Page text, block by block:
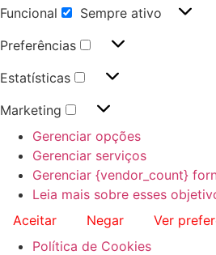
Funcional
Sempre ativo
Preferências
Estatísticas
Marketing
Gerenciar opções
Gerenciar serviços
Gerenciar {vendor_count}
Leia mais sobre esses
Aceitar
Negar Ver
Política de Cookies